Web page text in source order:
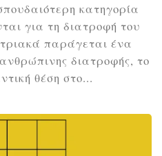
κατηγορία
για τη διατροφή του
παράγεται ένα
διατροφής, το
θέση στο...